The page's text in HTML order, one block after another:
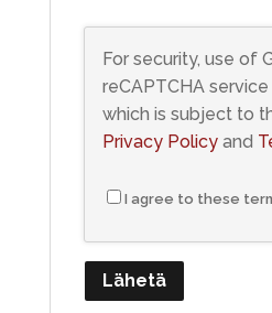
For security, use of
reCAPTCHA
which is subject to
Privacy Policyand
I agree to these